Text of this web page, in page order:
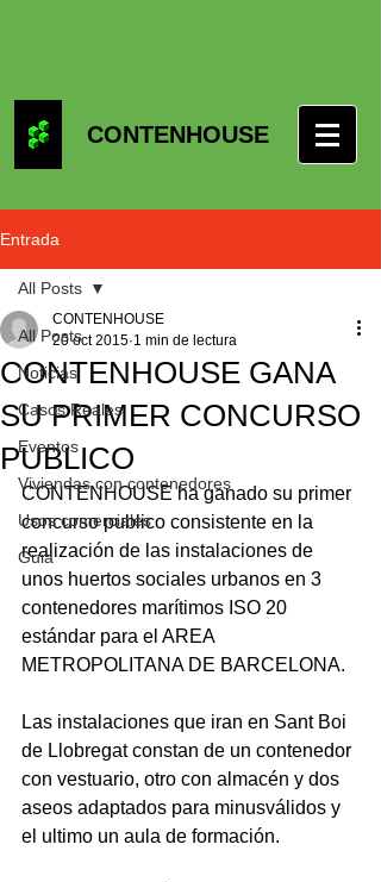
CONTENHOUSE
Entrada
All Posts
Noticias
Casos Reales
Eventos
Viviendas con contenedores
Usos comerciales
Guia
All Posts
CONTENHOUSE GANA
SU PRIMER CONCURSO
PUBLICO
CONTENHOUSE
20 oct 2015 1 min de lectura
CONTENHOUSE ha ganado su primer
concurso publico consistente en la
realización de las instalaciones de
unos huertos sociales urbanos en 3
contenedores marítimos ISO 20
estándar para el AREA
METROPOLITANA DE BARCELONA.
Las instalaciones que iran en Sant Boi
de Llobregat constan de un contenedor
con vestuario, otro con almacén y dos
aseos adaptados para minusválidos y
el ultimo un aula de formación.